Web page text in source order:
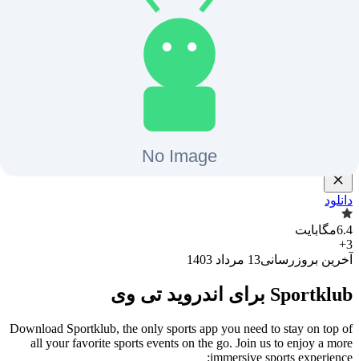
Sportklub ، در بالای تمام رویدادهای ورزشی مورد علاقه خود در
دانلود
6.4مگابایت
3
+
آخرین بروزرسانی13 مرداد 1403
Sportklub برای اندروید تی وی
Download Sportklub, the only sports app you need to stay on top of
all your favorite sports events on the go. Join us to enjoy a more
immersive sports experience: